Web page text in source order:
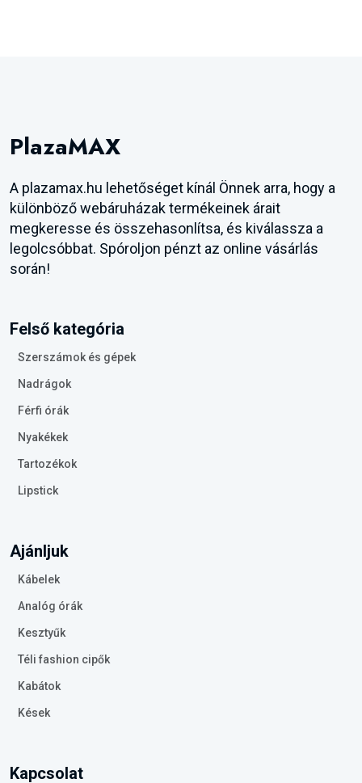
PlazaMAX
A plazamax.hu lehetőséget kínál Önnek arra, hogy a
különböző webáruházak termékeinek árait
megkeresse és összehasonlítsa, és kiválassza a
legolcsóbbat. Spóroljon pénzt az online vásárlás
során!
Felső kategória
Szerszámok és gépek
Nadrágok
Férfi órák
Nyakékek
Tartozékok
Lipstick
Ajánljuk
Kábelek
Analóg órák
Kesztyűk
Téli fashion cipők
Kabátok
Kések
Kapcsolat